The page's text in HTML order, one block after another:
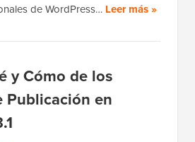
de WordPress… Leer más »
y Cómo de los
Publicación en